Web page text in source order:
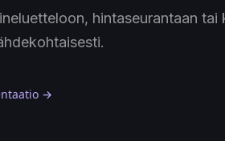
hintaseurantaan tai
→